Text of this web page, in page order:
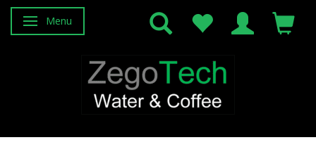
Attiva/disattiva navigazione
Menu